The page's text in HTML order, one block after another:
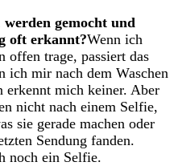
gemocht und
oft erkannt?Wenn ich
offen trage, passiert das
ich mir nach dem Waschen
erkennt mich keiner. Aber
nicht nach einem Selfie,
sie gerade machen oder
Sendung fanden.
noch ein Selfie.